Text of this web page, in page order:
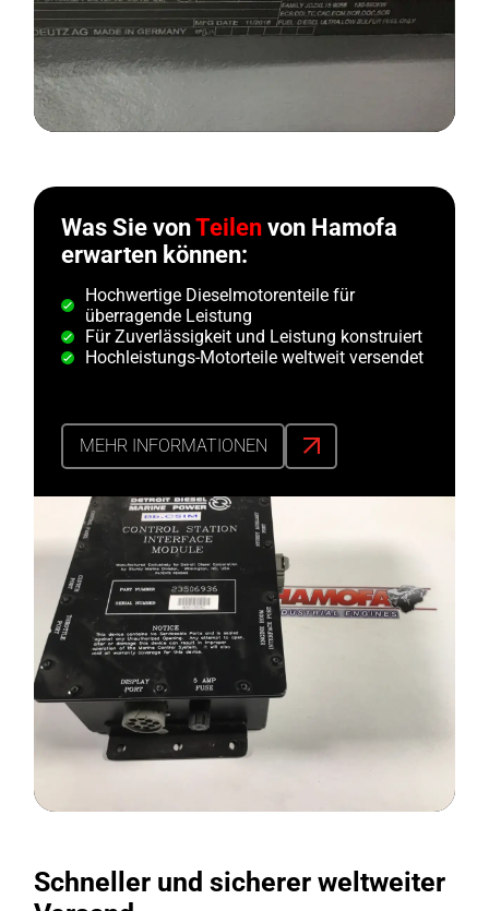
Was Sie vonTeilen von Hamofa
erwarten können:
Hochwertige Dieselmotorenteile für
überragende Leistung
Für Zuverlässigkeit und Leistung konstruiert
Hochleistungs-Motorteile weltweit versendet
MEHR INFORMATIONEN
Schneller und sicherer weltweiter